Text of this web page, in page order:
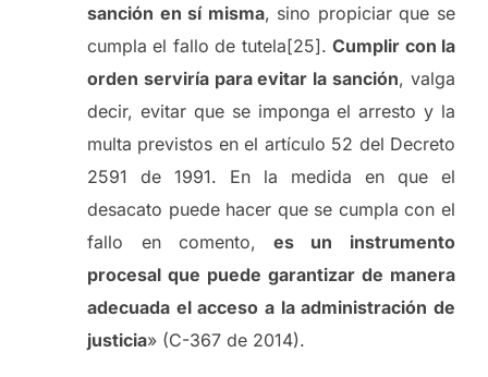
sanción en sí misma, sino propiciar que se
cumpla el fallo de tutela[25].Cumplir con la
orden serviría para evitar la sanción, valga
decir, evitar que se imponga el arresto y la
multa previstos en el artículo 52 del Decreto
2591 de 1991. En la medida en que el
desacato puede hacer que se cumpla con el
fallo en comento, es un instrumento
procesal que puede garantizar de manera
adecuada el acceso a la administración de
justicia» (C-367 de 2014).